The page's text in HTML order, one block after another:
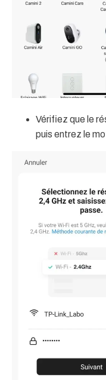
Vérifiez que le
puis entrez le